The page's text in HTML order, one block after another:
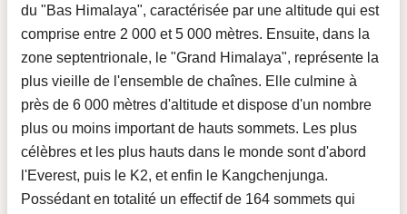
du "Bas Himalaya", caractérisée par une altitude qui est
comprise entre 2 000 et 5 000 mètres. Ensuite, dans la
zone septentrionale, le "Grand Himalaya", représente la
plus vieille de l'ensemble de chaînes. Elle culmine à
près de 6 000 mètres d'altitude et dispose d'un nombre
plus ou moins important de hauts sommets. Les plus
célèbres et les plus hauts dans le monde sont d'abord
l'Everest, puis le K2, et enfin le Kangchenjunga.
Possédant en totalité un effectif de 164 sommets qui